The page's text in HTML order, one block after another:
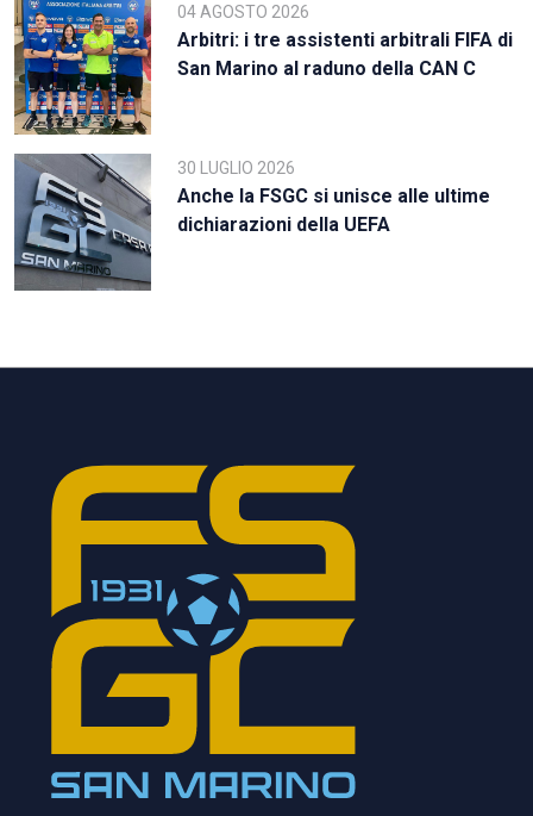
04 AGOSTO 2026
Arbitri: i tre assistenti arbitrali FIFA di
San Marino al raduno della CAN C
30 LUGLIO 2026
Anche la FSGC si unisce alle ultime
dichiarazioni della UEFA